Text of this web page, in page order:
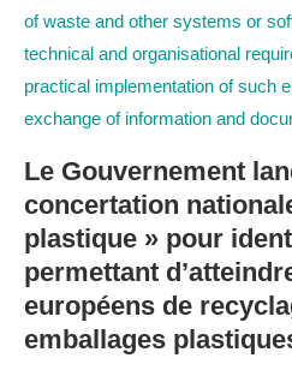
of waste and other systems or
technical and organisational
practical implementation of such
exchange of information and
Le Gouvernement
concertation
plastique » pour
permettant
européens de
emballages